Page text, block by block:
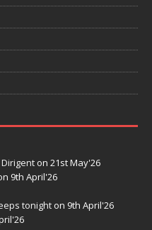
on 21st May'26
9th April'26
tonight on 9th April'26